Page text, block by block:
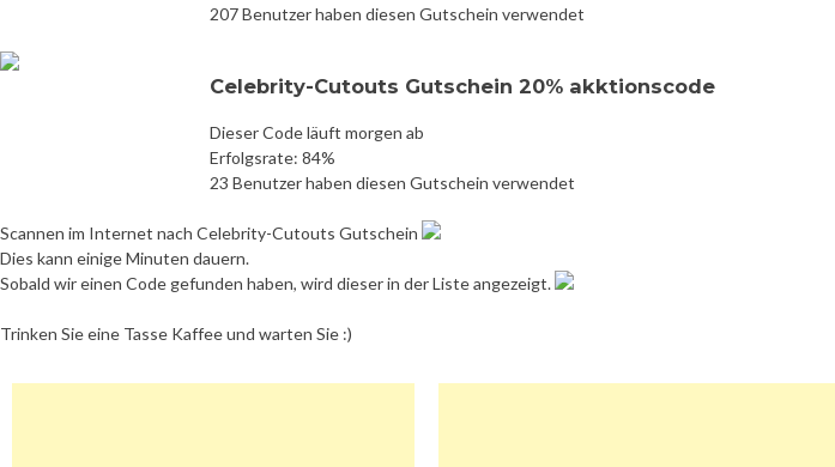
207 Benutzer haben diesen Gutschein verwendet
Celebrity-Cutouts Gutschein 20% akktionscode
Dieser Code läuft morgen ab
Erfolgsrate: 84%
23 Benutzer haben diesen Gutschein verwendet
Scannen im Internet nach Celebrity-Cutouts Gutschein
Dies kann einige Minuten dauern.
Sobald wir einen Code gefunden haben, wird dieser in der Liste angezeigt.
Trinken Sie eine Tasse Kaffee und warten Sie :)